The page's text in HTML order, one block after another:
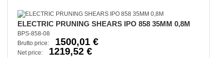
ELECTRIC PRUNING SHEARS IPO 858 35MM 0,8M
BPS-858-08
Brutto price:
1500,01 €
Net price: 1219,52 €